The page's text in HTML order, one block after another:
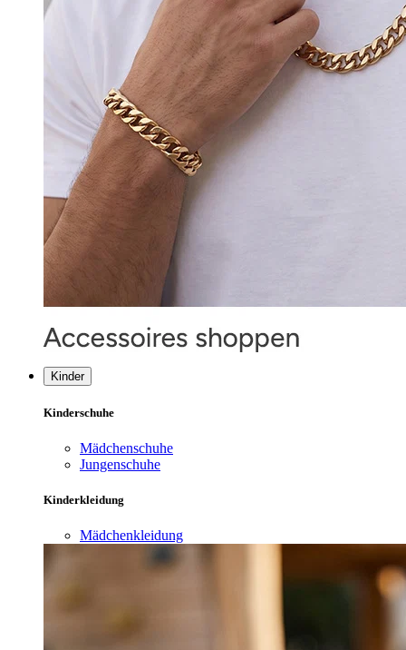
Kinder
Kinderschuhe
Mädchenschuhe
Jungenschuhe
Kinderkleidung
Mädchenkleidung